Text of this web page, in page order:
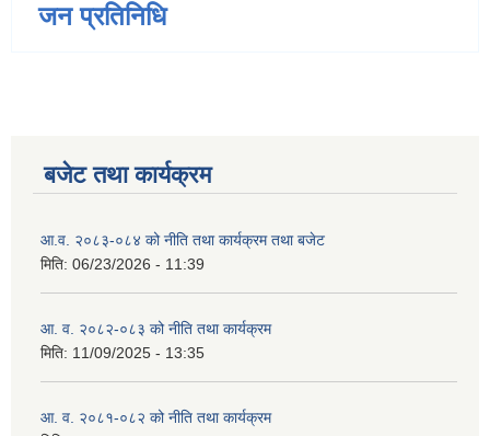
जन प्रतिनिधि
बजेट तथा कार्यक्रम
आ.व. २०८३-०८४ को नीति तथा कार्यक्रम तथा बजेट
मिति: 06/23/2026 - 11:39
आ. व. २०८२-०८३ को नीति तथा कार्यक्रम
मिति: 11/09/2025 - 13:35
आ. व. २०८१-०८२ को नीति तथा कार्यक्रम